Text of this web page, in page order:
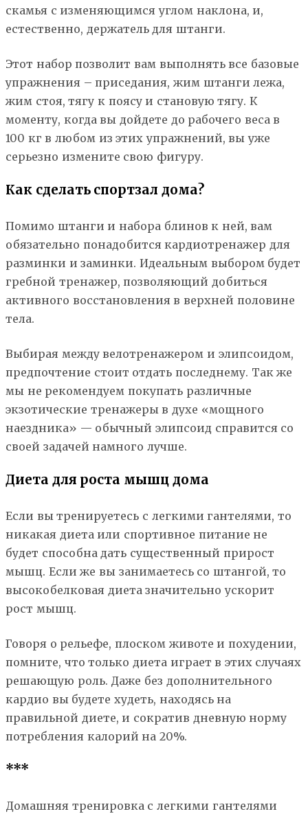
скамья с изменяющимся углом наклона, и,
естественно, держатель для штанги.
Этот набор позволит вам выполнять все базовые
упражнения – приседания, жим штанги лежа,
жим стоя, тягу к поясу и становую тягу. К
моменту, когда вы дойдете до рабочего веса в
100 кг в любом из этих упражнений, вы уже
серьезно измените свою фигуру.
Как сделать спортзал дома?
Помимо штанги и набора блинов к ней, вам
обязательно понадобится кардиотренажер для
разминки и заминки. Идеальным выбором будет
гребной тренажер, позволяющий добиться
активного восстановления в верхней половине
тела.
Выбирая между велотренажером и элипсоидом,
предпочтение стоит отдать последнему. Так же
мы не рекомендуем покупать различные
экзотические тренажеры в духе «мощного
наездника» — обычный элипсоид справится со
своей задачей намного лучше.
Диета для роста мышц дома
Если вы тренируетесь с легкими гантелями, то
никакая диета или спортивное питание не
будет способна дать существенный прирост
мышц. Если же вы занимаетесь со штангой, то
высокобелковая диета значительно ускорит
рост мышц.
Говоря о рельефе, плоском животе и похудении,
помните, что только диета играет в этих случаях
решающую роль. Даже без дополнительного
кардио вы будете худеть, находясь на
правильной диете, и сократив дневную норму
потребления калорий на 20%.
***
Домашняя тренировка с легкими гантелями